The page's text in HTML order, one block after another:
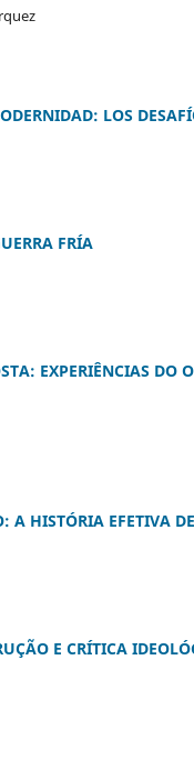
LOS
FRÍA
EXPERIÊNCIAS DO
A HISTÓRIA EFETIVA
E CRÍTICA